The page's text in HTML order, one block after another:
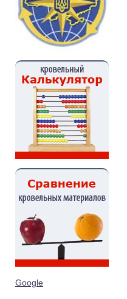
Google